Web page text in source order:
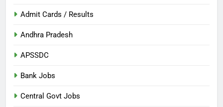
Admit Cards / Results
Andhra Pradesh
APSSDC
Bank Jobs
Central Govt Jobs